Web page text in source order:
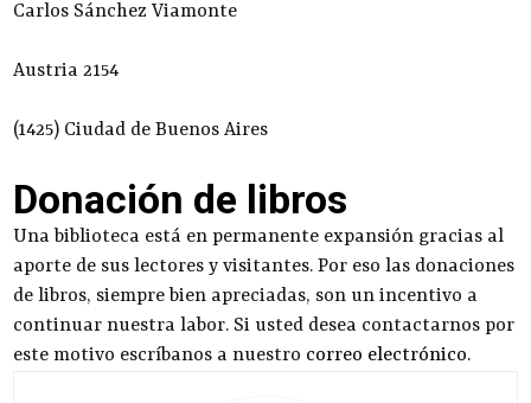
Carlos Sánchez Viamonte
Austria 2154
(1425) Ciudad de Buenos Aires
Donación de libros
Una biblioteca está en permanente expansión gracias al
aporte de sus lectores y visitantes. Por eso las donaciones
de libros, siempre bien apreciadas, son un incentivo a
continuar nuestra labor. Si usted desea contactarnos por
este motivo escríbanos a nuestro correo electrónico.